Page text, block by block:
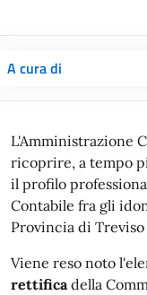
A cura di
L'Amministrazione
ricoprire, a tempo
il profilo
Contabile fra gli
Provincia di
Viene reso noto
rettifica della